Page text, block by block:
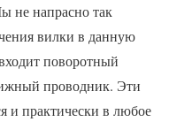
не напрасно так
вилки в данную
поворотный
проводник. Эти
и практически в любое